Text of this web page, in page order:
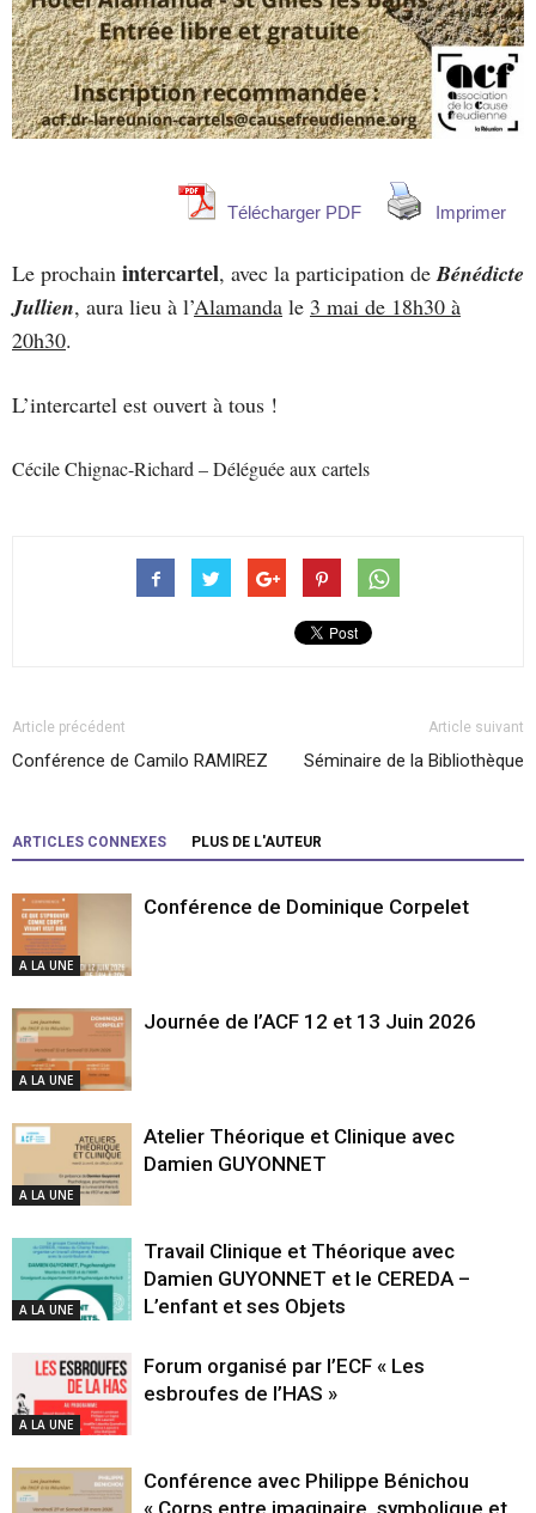
Télécharger PDF Imprimer
Le prochain intercartel, avec la participation de Bénédicte
Jullien, aura lieu à l’Alamanda le 3 mai de 18h30 à
20h30.
L’intercartel est ouvert à tous !
Cécile Chignac-Richard – Déléguée aux cartels
Article précédent
Conférence de Camilo RAMIREZ
Article suivant
Séminaire de la Bibliothèque
ARTICLES CONNEXES PLUS DE L'AUTEUR
A LA UNE
Conférence de Dominique Corpelet
A LA UNE
Journée de l’ACF 12 et 13 Juin 2026
A LA UNE
Atelier Théorique et Clinique avec
Damien GUYONNET
A LA UNE
Travail Clinique et Théorique avec
Damien GUYONNET et le CEREDA –
L’enfant et ses Objets
A LA UNE
Forum organisé par l’ECF « Les
esbroufes de l’HAS »
Conférence avec Philippe Bénichou
« Corps entre imaginaire, symbolique et